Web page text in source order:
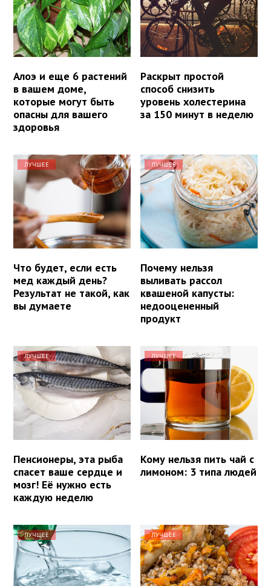
Алоэ и еще 6 растений
в вашем доме,
которые могут быть
опасны для вашего
здоровья
Раскрыт простой
способ снизить
уровень холестерина
за 150 минут в неделю
ЛУЧШЕЕ
Что будет, если есть
мед каждый день?
Результат не такой, как
вы думаете
ЛУЧШЕЕ
Почему нельзя
выливать рассол
квашеной капусты:
недооцененный
продукт
ЛУЧШЕЕ
Пенсионеры, эта рыба
спасет ваше сердце и
мозг! Её нужно есть
каждую неделю
ЛУЧШЕЕ
Кому нельзя пить чай с
лимоном: 3 типа людей
ЛУЧШЕЕ ЛУЧШЕЕ